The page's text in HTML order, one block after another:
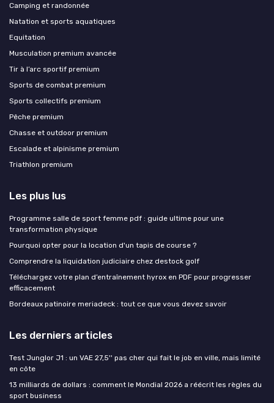
Camping et randonnée
Natation et sports aquatiques
Equitation
Musculation premium avancée
Tir à l’arc sportif premium
Sports de combat premium
Sports collectifs premium
Pêche premium
Chasse et outdoor premium
Escalade et alpinisme premium
Triathlon premium
Les plus lus
Programme salle de sport femme pdf : guide ultime pour une
transformation physique
Pourquoi opter pour la location d'un tapis de course ?
Comprendre la liquidation judiciaire chez destock golf
Téléchargez votre plan d’entraînement hyrox en PDF pour progresser
efficacement
Bordeaux patinoire meriadeck : tout ce que vous devez savoir
Les derniers articles
Test Junglor J1 : un VAE 27,5'' pas cher qui fait le job en ville, mais limité
en côte
13 milliards de dollars : comment le Mondial 2026 a réécrit les règles du
sport business